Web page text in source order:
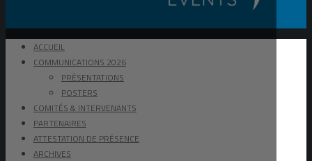
ACCUEIL
COMMUNICATIONS 2026
PRÉSENTATIONS
POSTERS
COMITÉS & INTERVENANTS
PARTENAIRES
ATTESTATION DE PRÉSENCE
ARCHIVES